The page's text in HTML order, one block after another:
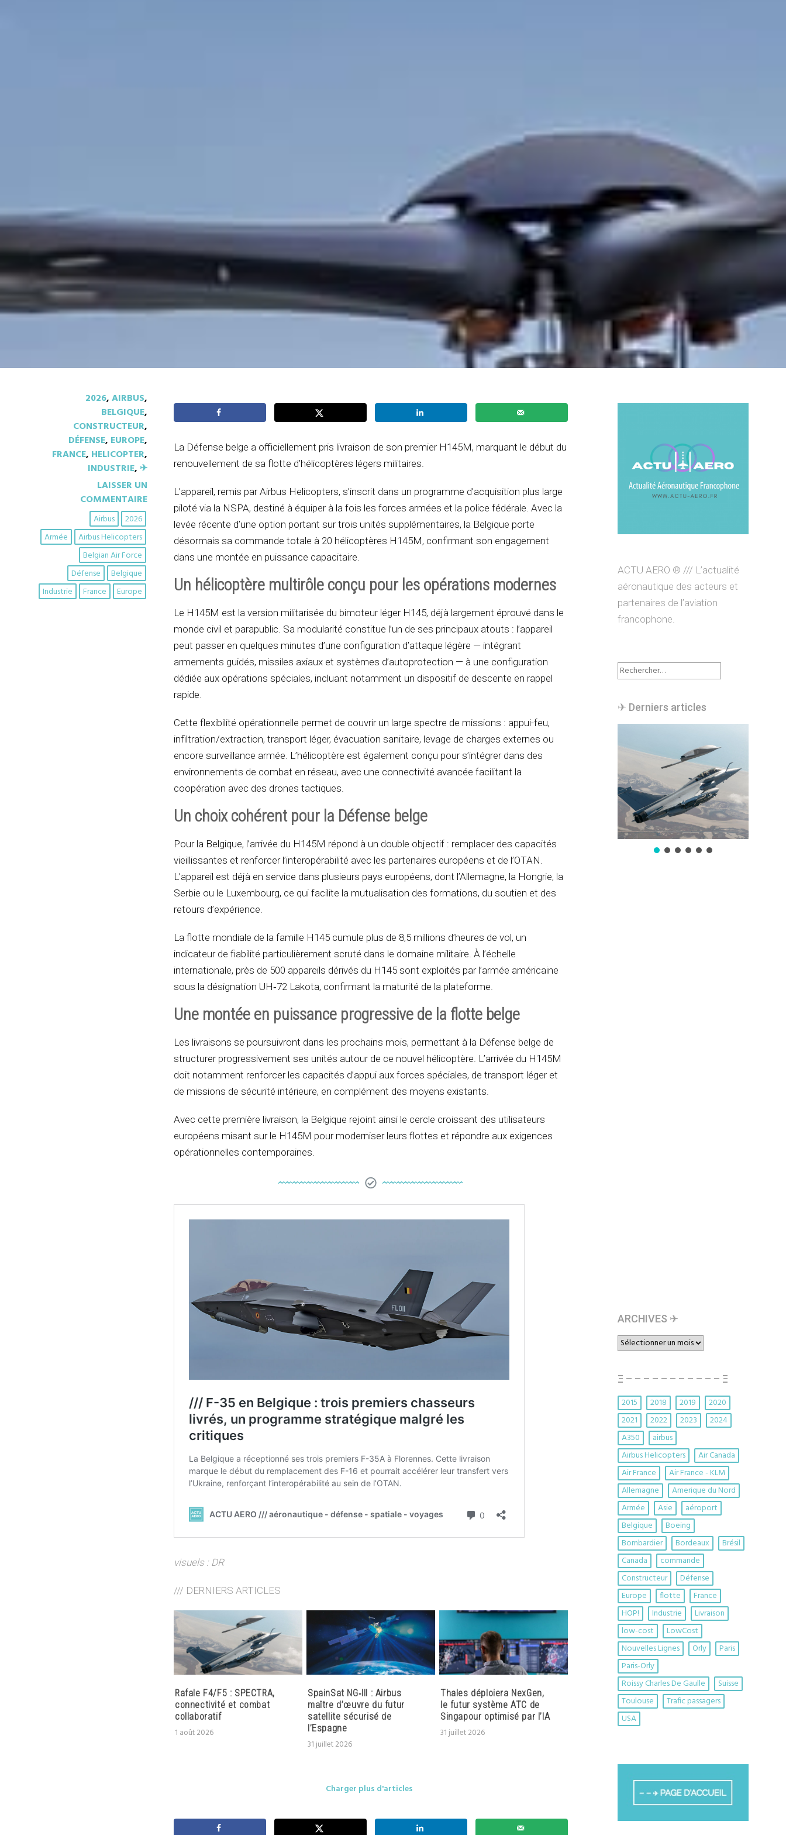
2026,AIRBUS,
BELGIQUE,
CONSTRUCTEUR,
DÉFENSE, EUROPE,
FRANCE, HELICOPTER,
INDUSTRIE, ✈︎
LAISSER UN
COMMENTAIRE
2026
Airbus
Airbus Helicopters
Armée
Belgian Air Force
Belgique
Défense
Europe
France
Industrie
La Défense belge a officiellement pris livraison de son premier H145M, marquant le début du
renouvellement de sa flotte d’hélicoptères légers militaires.
L’appareil, remis parAirbus Helicopters, s’inscrit dans un programme d’acquisition plus large
piloté via la NSPA, destiné à équiper à la fois les forces armées et la police fédérale. Avec la
levée récente d’une option portant sur trois unités supplémentaires, la Belgique porte
désormais sa commande totale à 20 hélicoptères H145M, confirmant son engagement
dans une montée en puissance capacitaire.
Un hélicoptère multirôle conçu pour les opérations modernes
Le H145M est la version militarisée du bimoteur léger H145, déjà largement éprouvé dans le
monde civil et parapublic. Sa modularité constitue l’un de ses principaux atouts : l’appareil
peut passer en quelques minutes d’une configuration d’attaque légère — intégrant
armements guidés, missiles axiaux et systèmes d’autoprotection — à une configuration
dédiée aux opérations spéciales, incluant notamment un dispositif de descente en rappel
rapide.
Cette flexibilité opérationnelle permet de couvrir un large spectre de missions : appui-feu,
infiltration/extraction, transport léger, évacuation sanitaire, levage de charges externes ou
encore surveillance armée. L’hélicoptère est également conçu pour s’intégrer dans des
environnements de combat en réseau, avec une connectivité avancée facilitant la
coopération avec des drones tactiques.
Un choix cohérent pour la Défense belge
Pour la Belgique, l’arrivée du H145M répond à un double objectif : remplacer des capacités
vieillissantes et renforcer l’interopérabilité avec les partenaires européens et de l’OTAN.
L’appareil est déjà en service dans plusieurs pays européens, dont l’Allemagne, la Hongrie, la
Serbie ou le Luxembourg, ce qui facilite la mutualisation des formations, du soutien et des
retours d’expérience.
La flotte mondiale de la famille H145 cumule plus de 8,5 millions d’heures de vol, un
indicateur de fiabilité particulièrement scruté dans le domaine militaire. À l’échelle
internationale, près de 500 appareils dérivés du H145 sont exploités par l’armée américaine
sous la désignation UH‑72 Lakota, confirmant la maturité de la plateforme.
Une montée en puissance progressive de la flotte belge
Les livraisons se poursuivront dans les prochains mois, permettant à la Défense belge de
structurer progressivement ses unités autour de ce nouvel hélicoptère. L’arrivée du H145M
doit notamment renforcer les capacités d’appui aux forces spéciales, de transport léger et
de missions de sécurité intérieure, en complément des moyens existants.
Avec cette première livraison, la Belgique rejoint ainsi le cercle croissant des utilisateurs
européens misant sur le H145M pour moderniser leurs flottes et répondre aux exigences
opérationnelles contemporaines.
visuels : DR
/// DERNIERS ARTICLES
Rafale F4/F5 : SPECTRA,
connectivité et combat
collaboratif
1 août 2026
SpainSat NG‑III : Airbus
maître d’œuvre du futur
satellite sécurisé de
l’Espagne
31 juillet 2026
Thales déploiera NexGen,
le futur système ATC de
Singapour optimisé par l’IA
31 juillet 2026
Charger plus d'articles
ACTU AERO ® /// L’actualité
aéronautique des acteurs et
partenaires de l’aviation
francophone.
Rechercher :
✈︎ Derniers articles
ARCHIVES ✈︎
ARCHIVES
✈︎
Ξ – – – – – – – – – – – Ξ
2015 2018 2019
2020
2021
2022 2023
2024
A350
airbus
Airbus Helicopters
Air Canada
Air France
Air France - KLM
Allemagne
Amerique du Nord
Armée
Asie
aéroport
Belgique
Boeing
Bombardier
Bordeaux
Brésil
Canada
commande
Constructeur
Défense
Europe
flotte
France
HOP!
Industrie
Livraison
low-cost
LowCost
Nouvelles Lignes
Orly
Paris
Paris-Orly
Roissy Charles De Gaulle
Suisse
Toulouse
Trafic passagers
USA